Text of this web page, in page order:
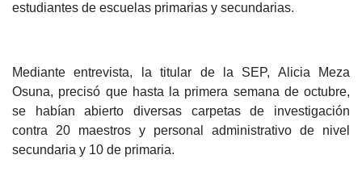
estudiantes de escuelas primarias y secundarias.
Mediante entrevista, la titular de la SEP, Alicia Meza
Osuna, precisó que hasta la primera semana de octubre,
se habían abierto diversas carpetas de investigación
contra 20 maestros y personal administrativo de nivel
secundaria y 10 de primaria.